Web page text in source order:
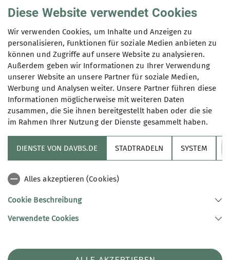
Neue Bestände sind
eingetroffen
18.06.2023
Ab sofort könnt ihr in der Bibliothek einen
Klettersteigatlas und ein Erlebnisbuch zum
Mountainbiken ausleihen.
Diese Website verwendet Cookies
Wir verwenden Cookies, um Inhalte und Anzeigen zu
personalisieren, Funktionen für soziale Medien anbieten zu
können und Zugriffe auf unsere Website zu analysieren.
Außerdem geben wir Informationen zu Ihrer Verwendung
unserer Website an unsere Partner für soziale Medien,
Werbung und Analysen weiter. Unsere Partner führen diese
Informationen möglicherweise mit weiteren Daten
zusammen, die Sie ihnen bereitgestellt haben oder die sie
im Rahmen Ihrer Nutzung der Dienste gesammelt haben.
DIENSTE VON DAVBS.DE STADTRADELN SYSTEM
Alles akzeptieren (Cookies)
Cookie Beschreibung
Verwendete Cookies